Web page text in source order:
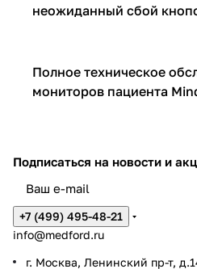
неожиданный сбой
Мониторы пациента
Полное техническое
мониторов пациента
Подписаться на новости и
+7 (499) 495-48-21
info@medford.ru
г. Москва, Ленинский пр-т,